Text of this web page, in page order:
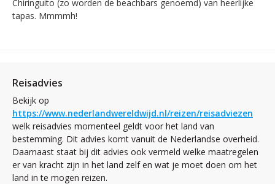
Chiringuito (zo worden de beachbars genoemd) van heerlijke
tapas. Mmmmh!
Reisadvies
Bekijk op
https://www.nederlandwereldwijd.nl/reizen/reisadviezen
welk reisadvies momenteel geldt voor het land van
bestemming. Dit advies komt vanuit de Nederlandse overheid.
Daarnaast staat bij dit advies ook vermeld welke maatregelen
er van kracht zijn in het land zelf en wat je moet doen om het
land in te mogen reizen.